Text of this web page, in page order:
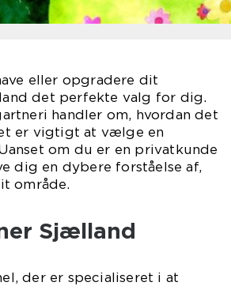
eller opgradere dit
det perfekte valg for dig.
handler om, hvordan det
er vigtigt at vælge en
om du er en privatkunde
dig en dybere forståelse af,
område.
Sjælland
der er specialiseret i at